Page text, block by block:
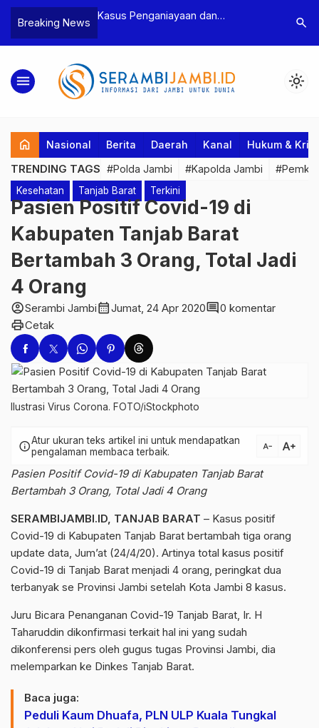
Breaking News
Bea Cukai
Pelaku beserta
dan 146 Gram
Kasus Penganiayaan dan
Tebo Tetapkan Dua Tersangka
Polres
Dua
search
menu light_mode
home Nasional Berita Daerah Kanal Hukum &
TRENDING TAGS #Polda Jambi #Kapolda Jambi
Kesehatan Tanjab Barat Terkini
Pasien Positif Covid-19 di
Kabupaten Tanjab Barat
Bertambah 3 Orang, Total Jadi
4 Orang
account_circleSerambi Jambicalendar_monthJumat, 24 Apr 2020comment0 komentar
printCetak
Ilustrasi Virus Corona. FOTO/iStockphoto
infoAtur ukuran teks artikel ini untuk mendapatkan
pengalaman membaca terbaik.
text_decrease text_increase
Pasien Positif Covid-19 di Kabupaten Tanjab Barat
Bertambah 3 Orang, Total Jadi 4 Orang
SERAMBIJAMBI.ID, TANJAB BARAT – Kasus positif
Covid-19 di Kabupaten Tanjab Barat bertambah tiga orang
update data, Jum’at (24/4/20). Artinya total kasus positif
Covid-19 di Tanjab Barat menjadi 4 orang, peringkat dua
terbanyak se Provinsi Jambi setelah Kota Jambi 8 kasus.
Juru Bicara Penanganan Covid-19 Tanjab Barat, Ir. H
Taharuddin dikonfirmasi terkait hal ini yang sudah
dikonferensi pers oleh gugus tugas Provinsi Jambi, dia
melemparkan ke Dinkes Tanjab Barat.
Baca juga:
Peduli Kaum Dhuafa, PLN ULP Kuala Tungkal